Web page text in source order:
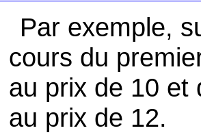
Par exemple,
cours du
au prix de 10 et
au prix de 12.